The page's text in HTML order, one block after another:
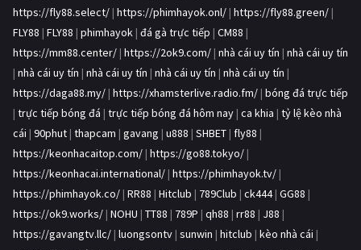
https://fly88.select/ | https://phimhayok.onl/ | https://fly88.green/ |
FLY88 | FLY88 | phimhayok | đá gà trực tiếp | CM88 |
https://mm88.center/ | https://2ok9.com/ | nhà cái uy tín | nhà cái uy tín
| nhà cái uy tín | nhà cái uy tín | nhà cái uy tín | nhà cái uy tín |
https://daga88.my/ | https://xhamsterlive.radio.fm/ | bóng đá trực tiếp
| trực tiếp bóng đá | trực tiếp bóng đá hôm nay | ca khia | tỷ lệ kèo nhà
cái | 90phut | thapcam | gavang | u888 | SHBET | fly88 |
https://keonhacaitop.com/ | https://go88.tokyo/ |
https://keonhacai.international/ | https://phimhayok.tv/ |
https://phimhayok.co/ | RR88 | Hitclub | 789Club | ck444| GG88 |
https://ok9.works/ | NOHU | TT88 | 789P | qh88 | rr88 | J88 |
https://gavangtv.llc/ | luongsontv | sunwin | hitclub | kèo nhà cái |